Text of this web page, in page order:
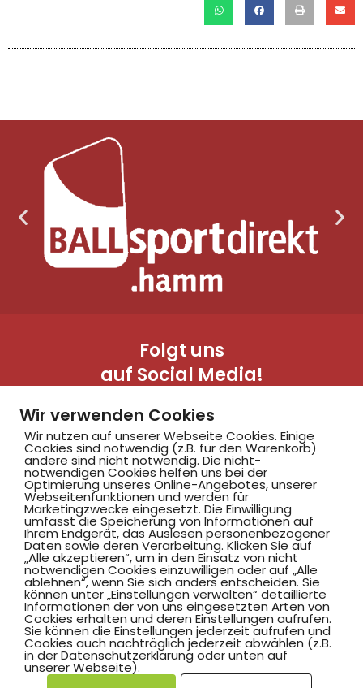
Folgt uns
auf Social Media!
Hammer SportClub 2008
Am Südbad 9,
59069 Hamm
©2025 Hammer SportClub 2008 e.V.
Wir verwenden Cookies
Wir nutzen auf unserer Webseite Cookies. Einige
Cookies sind notwendig (z.B. für den Warenkorb)
andere sind nicht notwendig. Die nicht-
notwendigen Cookies helfen uns bei der
Optimierung unseres Online-Angebotes, unserer
Webseitenfunktionen und werden für
Marketingzwecke eingesetzt. Die Einwilligung
umfasst die Speicherung von Informationen auf
Ihrem Endgerät, das Auslesen personenbezogener
Daten sowie deren Verarbeitung. Klicken Sie auf
„Alle akzeptieren“, um in den Einsatz von nicht
notwendigen Cookies einzuwilligen oder auf „Alle
ablehnen“, wenn Sie sich anders entscheiden. Sie
können unter „Einstellungen verwalten“ detaillierte
Informationen der von uns eingesetzten Arten von
Cookies erhalten und deren Einstellungen aufrufen.
Sie können die Einstellungen jederzeit aufrufen und
Cookies auch nachträglich jederzeit abwählen (z.B.
in der Datenschutzerklärung oder unten auf
unserer Webseite).